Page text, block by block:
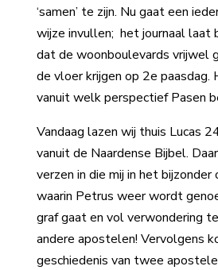
‘samen’ te zijn. Nu gaat een
wijze invullen; het journaal laat
dat de woonboulevards vrijwel
de vloer krijgen op 2e paasdag.
vanuit welk perspectief Pasen
Vandaag lazen wij thuis Lucas
vanuit de Naardense Bijbel.
verzen in die mij in het bijzonder
waarin Petrus weer wordt
graf gaat en vol verwondering
andere apostelen! Vervolgens
geschiedenis van twee